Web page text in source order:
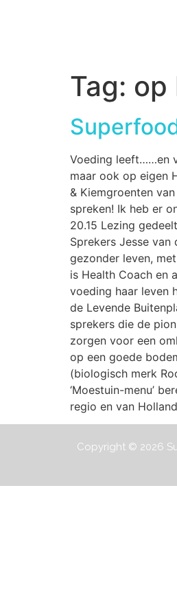
Tag: op
Voeding leeft……en
maar ook op eigen
& Kiemgroenten
spreken! Ik heb er
20.15 Lezing
Sprekers Jesse
gezonder leven,
is Health Coach en
voeding haar leven
de Levende
sprekers die de
zorgen voor een
op een goede
(biologisch merk
‘Moestuin-menu’
regio en van
Copyright © 2026